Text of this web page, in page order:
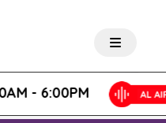
- 6:00PM